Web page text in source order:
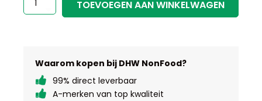
test
aantal
TOEVOEGEN AAN WINKELWAGEN
Waarom kopen bij DHW NonFood?
99% direct leverbaar
A-merken van top kwaliteit